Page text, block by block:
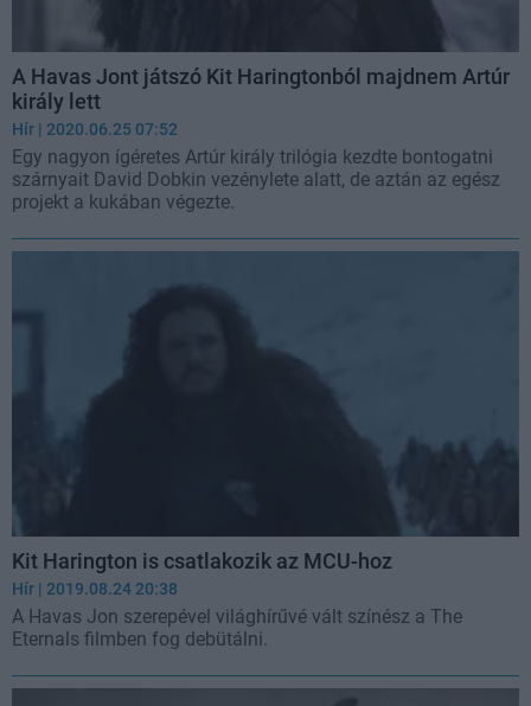
A Havas Jont játszó Kit Haringtonból majdnem Artúr
király lett
Hír | 2020.06.25 07:52
Egy nagyon ígéretes Artúr király trilógia kezdte bontogatni
szárnyait David Dobkin vezénylete alatt, de aztán az egész
projekt a kukában végezte.
Kit Harington is csatlakozik az MCU-hoz
Hír | 2019.08.24 20:38
A Havas Jon szerepével világhírűvé vált színész a The
Eternals filmben fog debütálni.